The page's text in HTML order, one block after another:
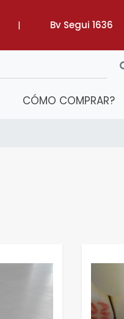
| Bv Segui 1636
CÓMO COMPRAR?